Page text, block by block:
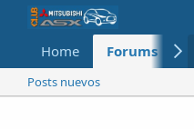
Home Forums
Posts nuevos